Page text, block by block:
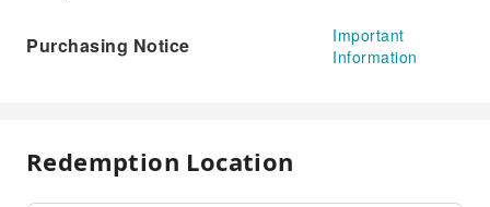
Purchasing Notice
Important
Information
Redemption Location